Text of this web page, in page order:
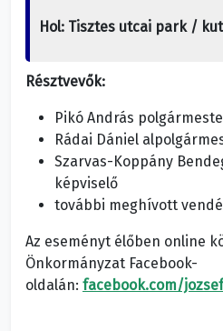
Hol: Tisztes utcai park /
Résztvevők:
Pikó András
Rádai Dániel
Szarvas-Koppány
képviselő
további meghívott
Az eseményt élőben online
Önkormányzat Facebook-
oldalán: facebook.com/